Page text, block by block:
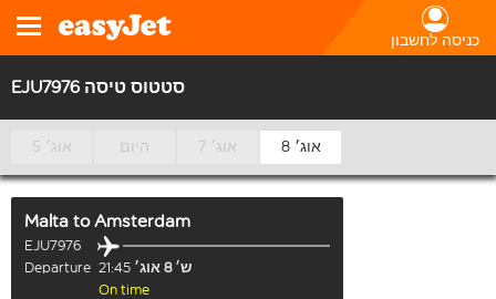
כניסה לחשבון
EJU7976 סטטוס טיסה
5 אוג׳ היום 7 אוג׳ 8 אוג׳
Malta toAmsterdam
EJU7976
Departure 21:45
ש׳ 8 אוג׳
On time